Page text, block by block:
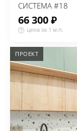
СИСТЕМА #18
66 300 ₽
цена за 1 м.п.
ПРОЕКТ